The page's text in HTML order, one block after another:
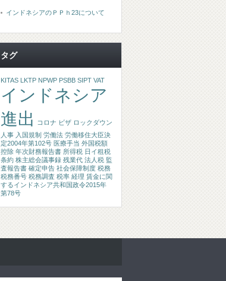
インドネシアのＰＰｈ23について
タグ
KITAS LKTP NPWP PSBB SIPT VAT
インドネシア
進出
コロナ ビザ ロックダウン
人事 入国規制 労働法 労働移住大臣決
定2004年第102号 医療手当 外国税額
控除 年次財務報告書 所得税 日イ租税
条約 株主総会議事録 残業代 法人税 監
査報告書 確定申告 社会保障制度 税務
税務番号 税務調査 税率 経理 賃金に関
するインドネシア共和国政令2015年
第78号